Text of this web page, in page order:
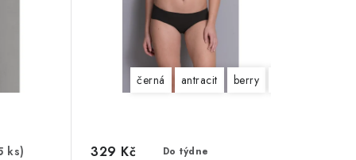
ks)
černá antracit berry
Do týdne
329 Kč